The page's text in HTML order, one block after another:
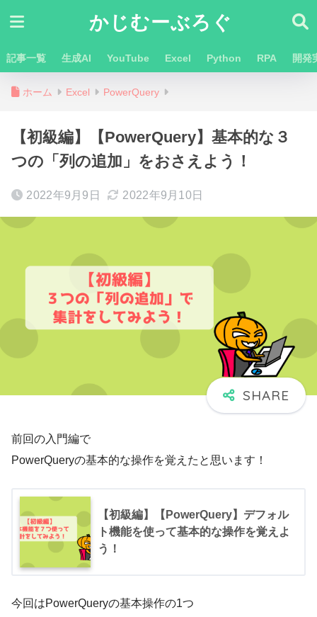
かじむーぶろぐ
記事一覧 生成AI YouTube Excel Python RPA 開発
ホーム Excel PowerQuery
【初級編】【PowerQuery】基本的な３
つの「列の追加」をおさえよう！
2022年9月9日 2022年9月10日
前回の入門編で
PowerQueryの基本的な操作を覚えたと思います！
【初級編】【PowerQuery】デフォル
ト機能を使って基本的な操作を覚えよ
う！
今回はPowerQueryの基本操作の1つ